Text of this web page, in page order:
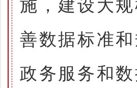
施，建设大
善数据标准
政务服务和